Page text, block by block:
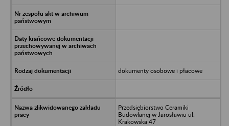
dokumenty osobowe i płacowe
Przedsiębiorstwo Ceramiki
Budowlanej w Jarosławiu ul.
Krakowska 47